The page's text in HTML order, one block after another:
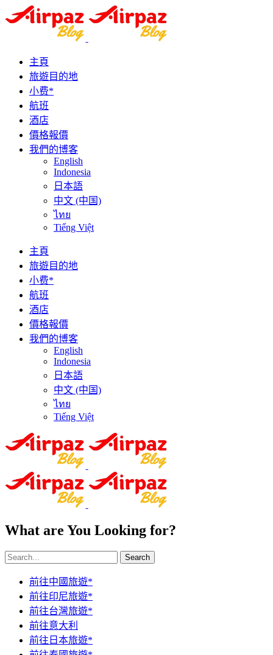
主頁
旅遊目的地
小费*
航班
酒店
價格報價
我們的博客
English
Indonesia
日本語
中文 (中国)
ไทย
Tiếng Việt
主頁
旅遊目的地
小费*
航班
酒店
價格報價
我們的博客
English
Indonesia
日本語
中文 (中国)
ไทย
Tiếng Việt
What are You Looking for?
Search
前往中國旅遊*
前往印尼旅遊*
前往台灣旅遊*
前往意大利
前往日本旅遊*